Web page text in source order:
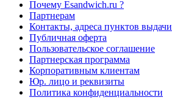
Почему Esandwich.ru ?
Партнерам
Контакты, адреса пунктов выдачи
Публичная оферта
Пользовательское соглашение
Партнерская программа
Корпоративным клиентам
Юр. лицо и реквизиты
Политика конфиденциальности